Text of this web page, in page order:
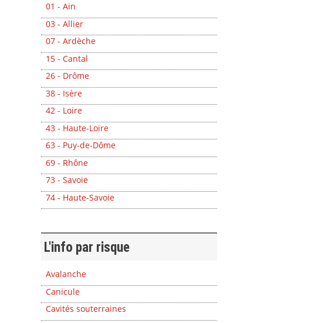
01 - Ain
03 - Allier
07 - Ardèche
15 - Cantal
26 - Drôme
38 - Isère
42 - Loire
43 - Haute-Loire
63 - Puy-de-Dôme
69 - Rhône
73 - Savoie
74 - Haute-Savoie
L'info par risque
Avalanche
Canicule
Cavités souterraines